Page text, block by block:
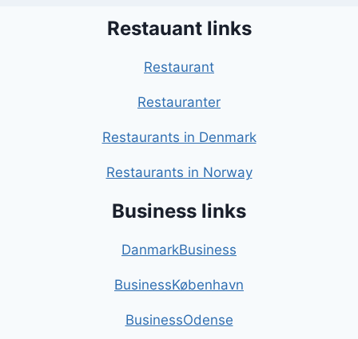
Restauant links
Restaurant
Restauranter
Restaurants in Denmark
Restaurants in Norway
Business links
DanmarkBusiness
BusinessKøbenhavn
BusinessOdense